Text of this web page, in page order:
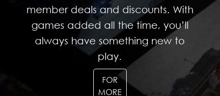
member deals and discounts. With
games added all the time, you’ll
always have something new to
play.
FOR
MORE